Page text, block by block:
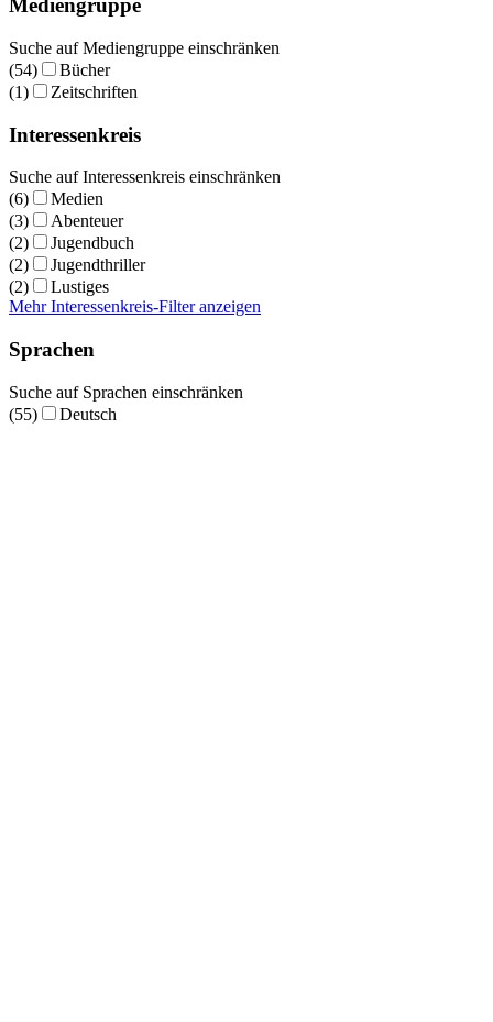
Mediengruppe
Suche auf Mediengruppe einschränken
(54)
Bücher
(1)
Zeitschriften
Interessenkreis
Suche auf Interessenkreis einschränken
(6)
Medien
(3)
Abenteuer
(2)
Jugendbuch
(2)
Jugendthriller
(2)
Lustiges
Mehr Interessenkreis-Filter anzeigen
Sprachen
Suche auf Sprachen einschränken
(55)
Deutsch